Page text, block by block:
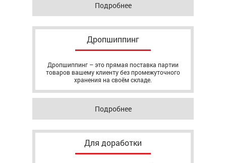
Подробнее
Дропшиппинг
Дропшиппинг – это прямая поставка партии
товаров вашему клиенту без промежуточного
хранения на своём складе.
Подробнее
Для доработки